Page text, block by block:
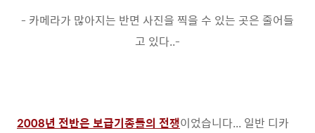
- 카메라가 많아지는 반면 사진을 찍을 수 있는 곳은 줄어들
고 있다..-
2008년 전반은 보급기종들의 전쟁이었습니다... 일반 디카